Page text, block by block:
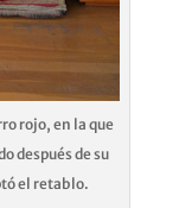
rojo, en la que
después de su
el retablo.